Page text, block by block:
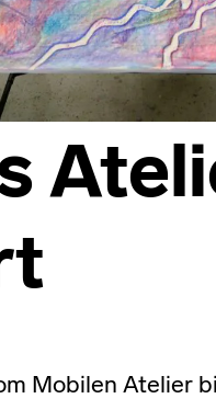
Mobilen Atelier